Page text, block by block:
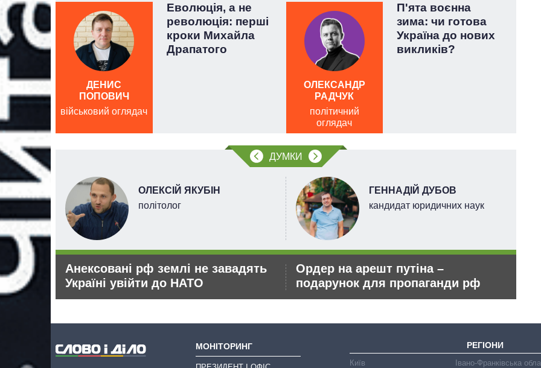
до
Еволюція, а не
революція: перші
кроки Михайла
Драпатого
ДЕНИС
ПОПОВИЧ
військовий оглядач
П'ята воєнна
зима: чи готова
Україна до нових
викликів?
ОЛЕКСАНДР
РАДЧУК
політичний
оглядач
ДУМКИ
ОЛЕКСІЙ ЯКУБІН
політолог
Анексовані рф землі не завадять
Україні увійти до НАТО
ГЕННАДІЙ ДУБОВ
кандидат юридичних наук
Ордер на арешт путіна –
подарунок для пропаганди рф
МОНІТОРИНГ РЕГІОНИ
Київ
Івано-Франківська